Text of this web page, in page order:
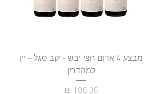
מבצע 4 אדום חצי יבש - יקב סגל – יין
למהדרין
מחיר